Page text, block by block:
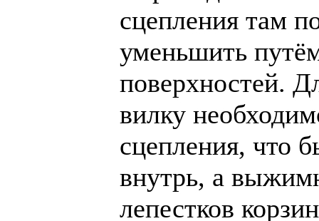
сцепления там
уменьшить
поверхностей.
вилку
сцепления, что
внутрь, а
лепестков